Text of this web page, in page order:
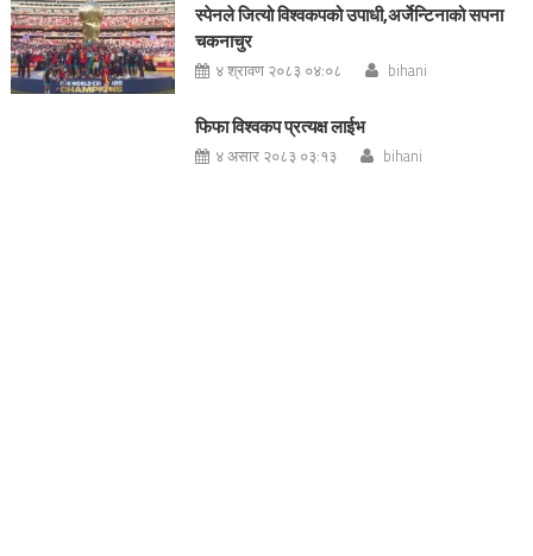
स्पेनले जित्यो विश्वकपको उपाधी,अर्जेन्टिनाको सपना
चकनाचुर
४ श्रावण २०८३ ०४:०८ bihani
फिफा विश्वकप प्रत्यक्ष लाईभ
४ असार २०८३ ०३:१३ bihani